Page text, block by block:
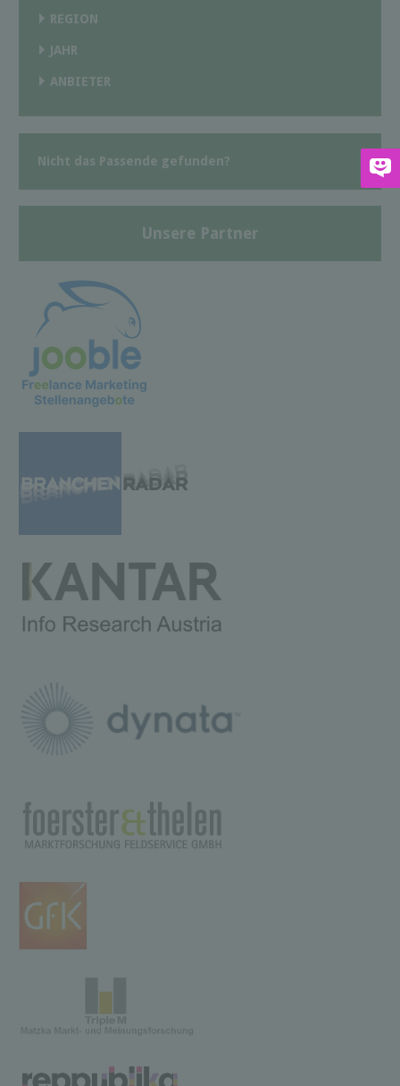
REGION
JAHR
ANBIETER
Nicht das Passende gefunden?
Unsere Partner